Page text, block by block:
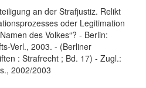
an der Strafjustiz. Relikt
oder Legitimation
des Volkes“? - Berlin:
Verl., 2003. - (Berliner
: Strafrecht ; Bd. 17) - Zugl.:
2002/2003